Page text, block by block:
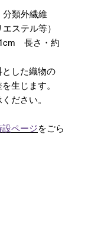
類外繊維
ステル等）
長さ・約
とした織物の
生じます。
ださい。
設ページをごら